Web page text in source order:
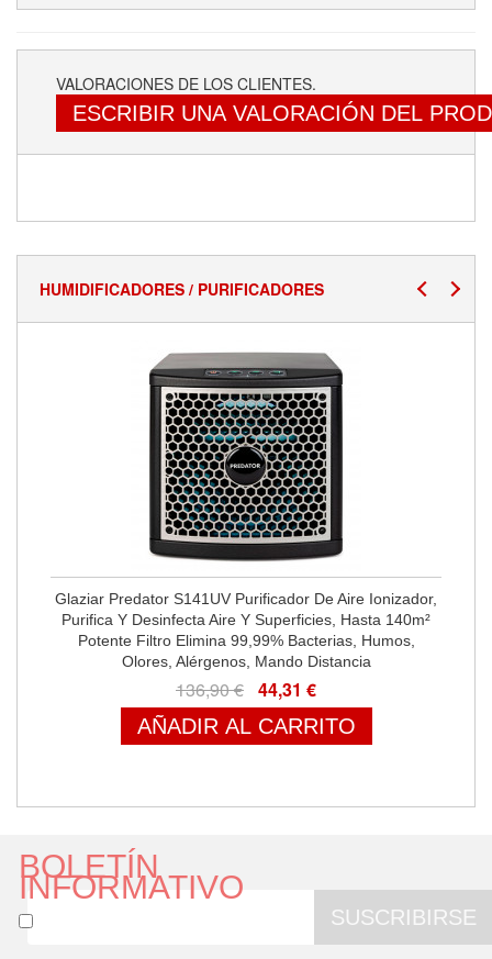
VALORACIONES DE LOS CLIENTES.
ESCRIBIR UNA VALORACIÓN DEL
HUMIDIFICADORES / PURIFICADORES
Glaziar Predator S141UV Purificador De Aire Ionizador,
Purifica Y Desinfecta Aire Y Superficies, Hasta 140m²
Potente Filtro Elimina 99,99% Bacterias, Humos,
Olores, Alérgenos, Mando Distancia
136,90 € 44,31 €
AÑADIR AL CARRITO
BOLETÍN
INFORMATIVO
SUSCRIBIRSE